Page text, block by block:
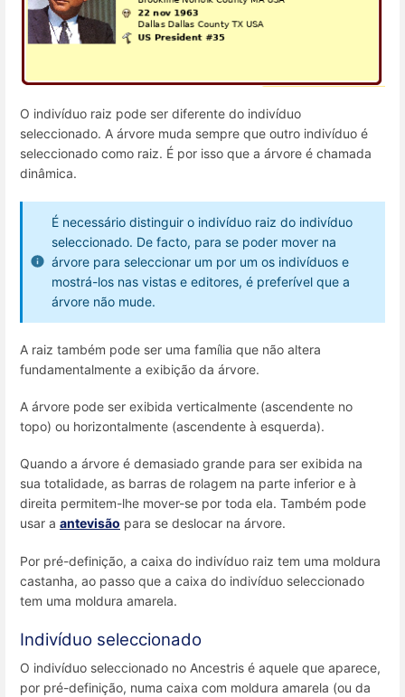
O indivíduo raiz pode ser diferente do indivíduo
seleccionado. A árvore muda sempre que outro indivíduo é
seleccionado como raiz. É por isso que a árvore é chamada
dinâmica.
É necessário distinguir o indivíduo raiz do indivíduo
seleccionado. De facto, para se poder mover na
árvore para seleccionar um por um os indivíduos e
mostrá-los nas vistas e editores, é preferível que a
árvore não mude.
A raiz também pode ser uma família que não altera
fundamentalmente a exibição da árvore.
A árvore pode ser exibida verticalmente (ascendente no
topo) ou horizontalmente (ascendente à esquerda).
Quando a árvore é demasiado grande para ser exibida na
sua totalidade, as barras de rolagem na parte inferior e à
direita permitem-lhe mover-se por toda ela. Também pode
usar a antevisão para se deslocar na árvore.
Por pré-definição, a caixa do indivíduo raiz tem uma moldura
castanha, ao passo que a caixa do indivíduo seleccionado
tem uma moldura amarela.
Indivíduo seleccionado
O indivíduo seleccionado no Ancestris é aquele que aparece,
por pré-definição, numa caixa com moldura amarela (ou da